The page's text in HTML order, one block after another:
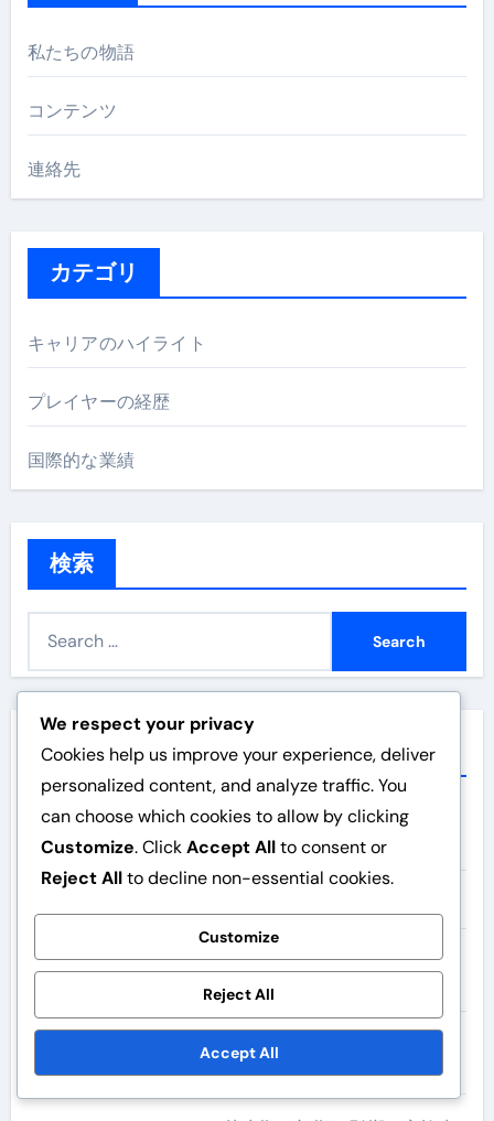
私たちの物語
コンテンツ
連絡先
カテゴリ
キャリアのハイライト
プレイヤーの経歴
国際的な業績
検索
a
最近の投稿
ティエリ・アンリ：プレミアリーグの記録、ワールド
カップのゴール、クラブの栄誉
ミシェル・プラティニ：幼少期、若年時代のキャリ
ミシェル・プラティニ：ユーロの勝利、国際記録、リ
ーダーシップの役割
We respect your privacy
Cookies help us improve your experience, deliver
personalized content, and analyze traffic. You
can choose which cookies to allow by clicking
Customize. ClickAccept Allto consent or
Reject Allto decline non-essential cookies.
Customize
Reject All
Accept All